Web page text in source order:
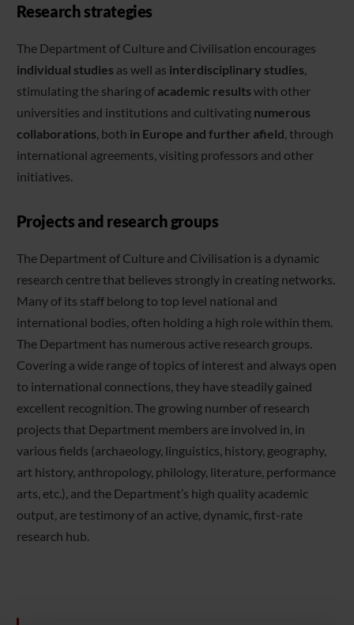
Research strategies
The Department of Culture and Civilisation encourages
individual studies as well as interdisciplinary studies,
stimulating the sharing of academic results with other
universities and institutions and cultivating numerous
collaborations, both in Europe and further afield, through
international agreements, visiting professors and other
initiatives.
Projects and research groups
The Department of Culture and Civilisation is a dynamic
research centre that believes strongly in creating networks.
Many of its staff belong to top level national and
international bodies, often holding a high role within them.
The Department has numerous active research groups.
Covering a wide range of topics of interest and always open
to international connections, they have steadily gained
excellent recognition. The growing number of research
projects that Department members are involved in, in
various fields (archaeology, linguistics, history, geography,
art history, anthropology, philology, literature, performance
arts, etc.), and the Department’s high quality academic
output, are testimony of an active, dynamic, first-rate
research hub.